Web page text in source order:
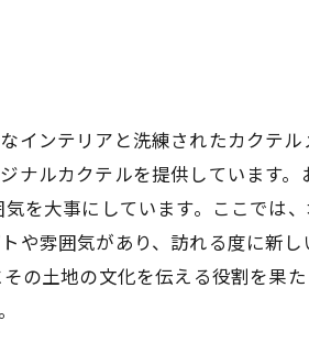
インテリアと洗練されたカクテル
ナルカクテルを提供しています。
を大事にしています。ここでは
や雰囲気があり、訪れる度に新し
の土地の文化を伝える役割を果た